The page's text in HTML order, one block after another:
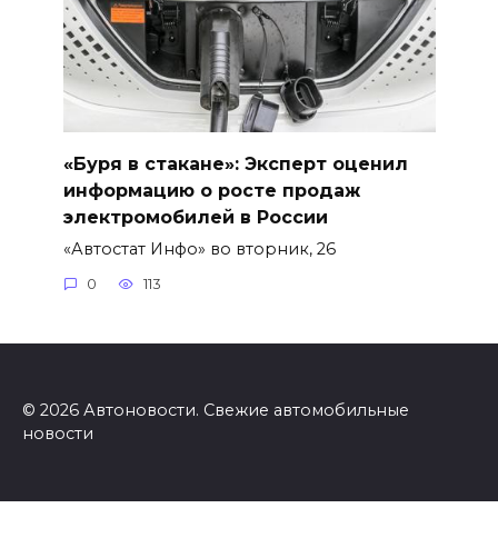
«Буря в стакане»: Эксперт оценил
информацию о росте продаж
электромобилей в России
«Автостат Инфо» во вторник, 26
0 113
© 2026 Автоновости. Свежие автомобильные
новости